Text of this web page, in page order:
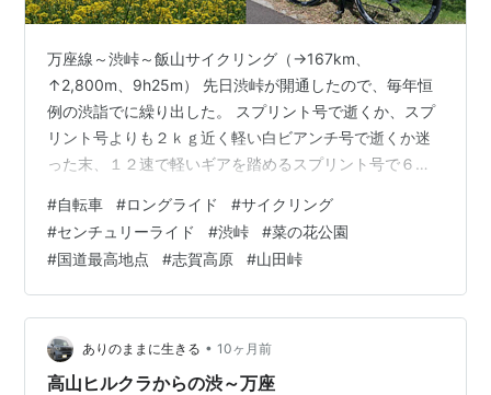
万座線～渋峠～飯山サイクリング（→167km、
↑2,800m、9h25m） 先日渋峠が開通したので、毎年恒
例の渋詣でに繰り出した。 スプリント号で逝くか、スプ
リント号よりも２ｋｇ近く軽い白ビアンチ号で逝くか迷
った末、１２速で軽いギアを踏めるスプリント号で６時
５℃程度？で寒い！暖かくなると見せかけて、通常運転
に戻るとか、フェイントはやめてほしい．．．。 犀川の
堤防を走って最短距離で須坂へ向かう。 須坂から高山村
へ向かう。 シーズン一発目の渋峠なので、山ノ内から登
りたいところだけど、渋峠の帰りがけに菜の花公園に寄
りたいので、万座から渋を越えて夜間瀬…
#自転車 #ロングライド #サイクリング
#センチュリーライド #渋峠 #菜の花公園
#国道最高地点 #志賀高原 #山田峠
ありのままに生きる • 10ヶ月前
高山ヒルクラからの渋～万座